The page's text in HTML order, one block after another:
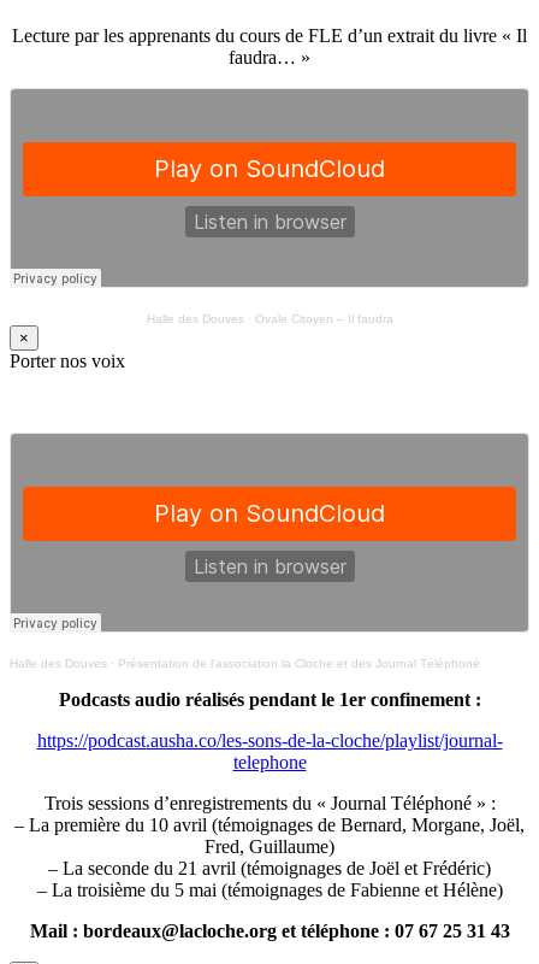
Lecture par les apprenants du cours de FLE d’un extrait du livre « Il
faudra… »
Halle des Douves· Ovale Citoyen – Il faudra
×
Porter nos voix
Halle des Douves · Présentation de l’association la Cloche et des Journal Téléphoné
Podcasts audio réalisés pendant le 1er confinement :
https://podcast.ausha.co/les-sons-de-la-cloche/playlist/journal-
telephone
Trois sessions d’enregistrements du « Journal Téléphoné » :
– La première du 10 avril (témoignages de Bernard, Morgane, Joël,
Fred, Guillaume)
– La seconde du 21 avril (témoignages de Joël et Frédéric)
– La troisième du 5 mai (témoignages de Fabienne et Hélène)
Mail : bordeaux@lacloche.org et téléphone : 07 67 25 31 43